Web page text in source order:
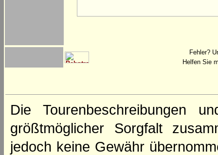
Fehler?
Helfen Sie
Die Tourenbeschreibungen
größtmöglicher Sorgfalt
jedoch keine Gewähr